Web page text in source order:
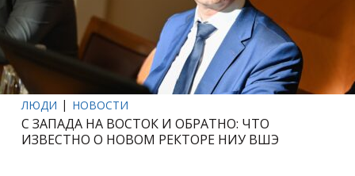
ЛЮДИ НОВОСТИ
С ЗАПАДА НА ВОСТОК И ОБРАТНО: ЧТО
ИЗВЕСТНО О НОВОМ РЕКТОРЕ НИУ ВШЭ